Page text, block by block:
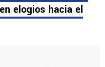
elogios hacia el